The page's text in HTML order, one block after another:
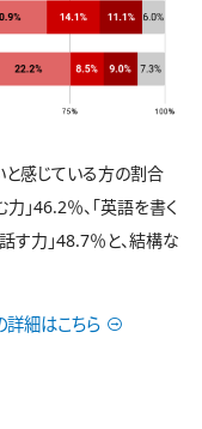
感じている方の割合
」46.2％、「英語を書く
す力」48.7％と、結構な
細はこちら